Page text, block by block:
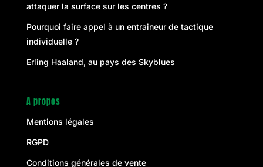
attaquer la surface sur les centres ?
Pourquoi faire appel à un entraineur de tactique
individuelle ?
Erling Haaland, au pays des Skyblues
A propos
Mentions légales
RGPD
Conditions générales de vente